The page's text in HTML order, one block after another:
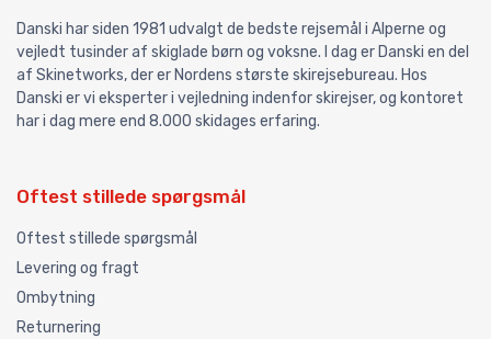
Danski har siden 1981 udvalgt de bedste rejsemål i Alperne og
vejledt tusinder af skiglade børn og voksne. I dag er Danski en del
af Skinetworks, der er Nordens største skirejsebureau. Hos
Danski er vi eksperter i vejledning indenfor skirejser, og kontoret
har i dag mere end 8.000 skidages erfaring.
Oftest stillede spørgsmål
Oftest stillede spørgsmål
Levering og fragt
Ombytning
Returnering